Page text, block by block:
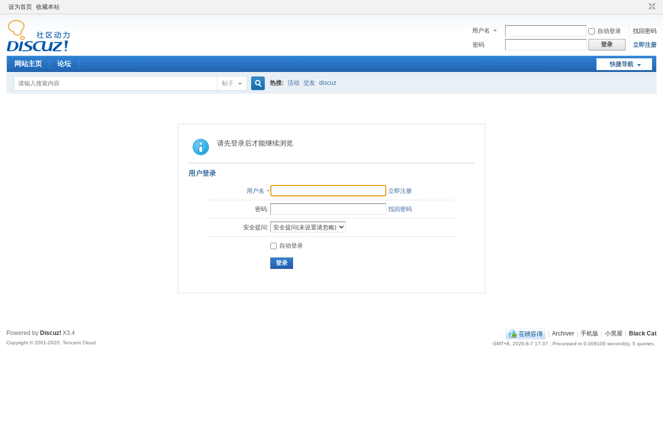
设为首页 收藏本站
用户名 自动登录
找回密码
密码
登录 立即注册
快捷导航
网站主页 论坛
帖子
索
热搜: 活动 交友 discuz
请先登录后才能继续浏览
用户登录
用户名 立即注册
密码: 找回密码
安全提问:
自动登录
登录
| Archiver | 手机版 | 小黑屋 | Black Cat
GMT+8, 2026-8-7 17:37 , Processed in 0.008100 second(s), 5 queries .
Powered by Discuz! X3.4
Copyright © 2001-2020, Tencent Cloud.